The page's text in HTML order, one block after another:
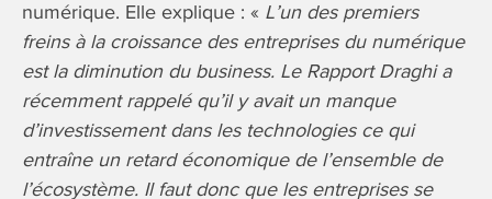
numérique. Elle explique : « L’un des premiers
freins à la croissance des entreprises du numérique
est la diminution du business. Le Rapport Draghi a
récemment rappelé qu’il y avait un manque
d’investissement dans les technologies ce qui
entraîne un retard économique de l’ensemble de
l’écosystème. Il faut donc que les entreprises se